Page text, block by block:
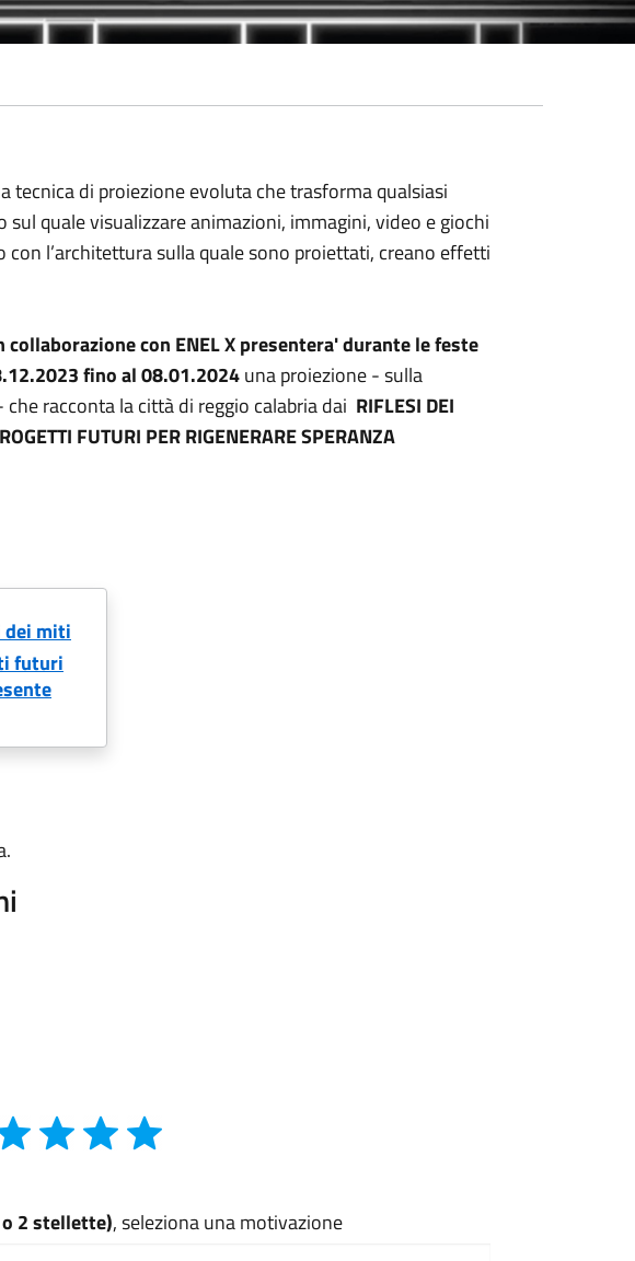
tecnica di proiezione evoluta che trasforma qualsiasi
quale visualizzare animazioni, immagini, video e giochi
con l’architettura sulla quale sono proiettati, creano effetti
con ENEL X presentera' durante le feste
fino al 08.01.2024una proiezione - sulla
racconta la città di reggio calabria dai RIFLESI DEI
FUTURI PER RIGENERARE SPERANZA
dei miti
futuri
2 stellette), seleziona una motivazione